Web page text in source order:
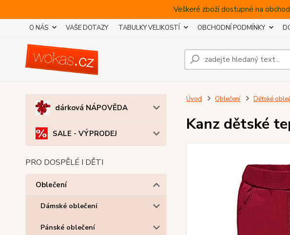
Veškeré zboží dostupné na
O NÁS VAŠE DOTAZY TABULKY VELIKOSTÍ OBCHODNÍ PODMÍNKY
dárková NÁPOVĚDA
SALE - VÝPRODEJ
PRO DOSPĚLÉ I DĚTI
Oblečení
Dámské oblečení
Pánské oblečení
Úvod Oblečení Dětské
Kanz dětské